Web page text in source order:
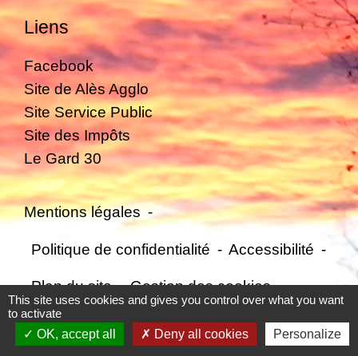
Liens
Facebook
Site de Alès Agglo
Site Service Public
Site des Impôts
Le Gard 30
Mentions légales -
Politique de confidentialité - Accessibilité -
Plan du site - Gestion des cookies
Site créé en partenariat avec Réseau des Communes
This site uses cookies and gives you control over what you want
to activate
OK, accept all
Deny all cookies Personalize